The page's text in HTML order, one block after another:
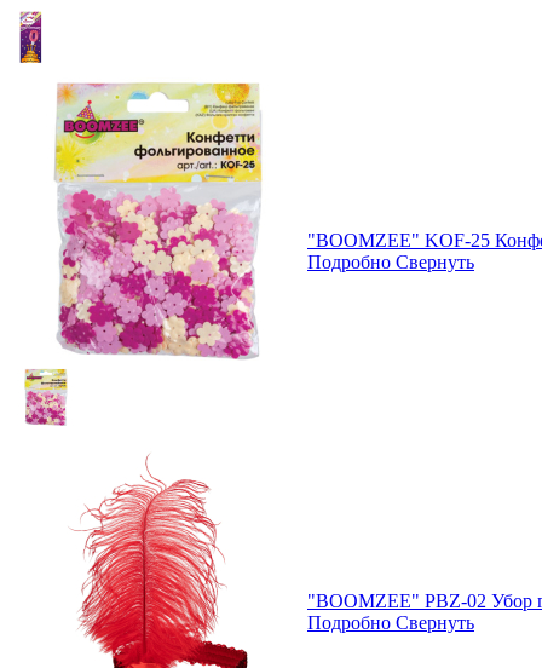
"BOOMZEE" KOF-25
Подробно Свернуть
"BOOMZEE" PBZ-02 Убор
Подробно Свернуть